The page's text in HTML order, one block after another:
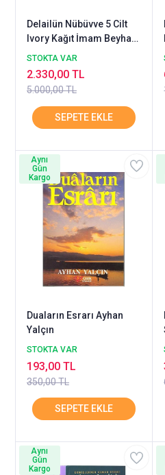
Delailün Nübüvve 5 Cilt
Ivory Kağıt İmam Beyhaki
OCAK
STOKTA VAR
5.000,00 TL
2.330,00 TL
Duaların Esrarı Ayhan
Yalçın
STOKTA VAR
350,00 TL
193,00 TL
Aynı
Gün
Kargo
Aynı
Gün
Kargo